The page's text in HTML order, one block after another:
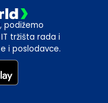
podižemo
tržišta rada i
i poslodavce.